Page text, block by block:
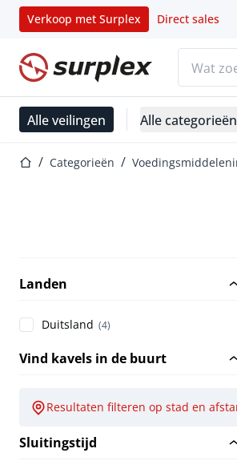
Verkoop met Surplex Direct sales
Startpagina
Alle veilingen Alle categorieën
StartpaginaCategorieën
Landen
Duitsland (4)
Vind kavels in de buurt
Resultaten filteren op stad en
Sluitingstijd